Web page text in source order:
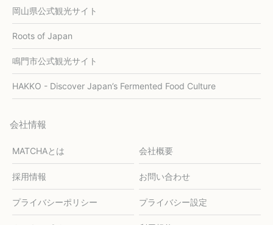
岡山県公式観光サイト
Roots of Japan
鳴門市公式観光サイト
HAKKO - Discover Japan’s Fermented Food Culture
会社情報
MATCHAとは 会社概要
採用情報 お問い合わせ
プライバシーポリシー プライバシー設定